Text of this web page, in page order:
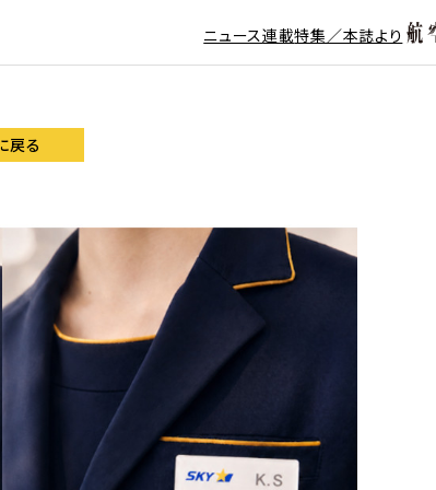
ニュース連載特集／本誌より
戻る